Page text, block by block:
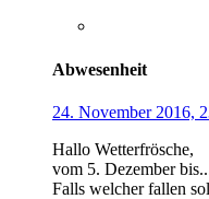
Abwesenheit
24. November 2016,
Hallo Wetterfrösche,
vom 5. Dezember
Falls welcher fallen